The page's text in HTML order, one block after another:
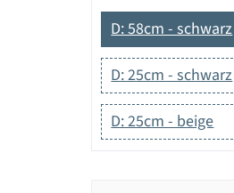
D: 58cm - schwarz
D: 25cm - schwarz
D: 25cm - beige